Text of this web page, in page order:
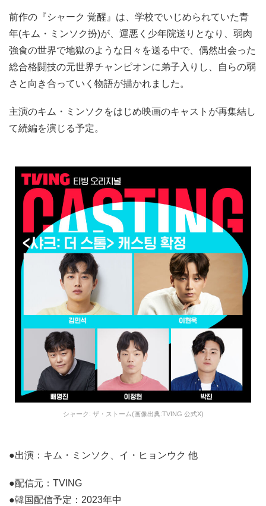
前作の『シャーク 覚醒』は、学校でいじめられていた青
年(キム・ミンソク扮)が、運悪く少年院送りとなり、弱肉
強食の世界で地獄のような日々を送る中で、偶然出会った
総合格闘技の元世界チャンピオンに弟子入りし、自らの弱
さと向き合っていく物語が描かれました。
主演のキム・ミンソクをはじめ映画のキャストが再集結し
て続編を演じる予定。
シャーク: ザ・ストーム(画像出典:TVING 公式X)
●出演：キム・ミンソク、イ・ヒョンウク 他
●配信元：TVING
●韓国配信予定：2023年中